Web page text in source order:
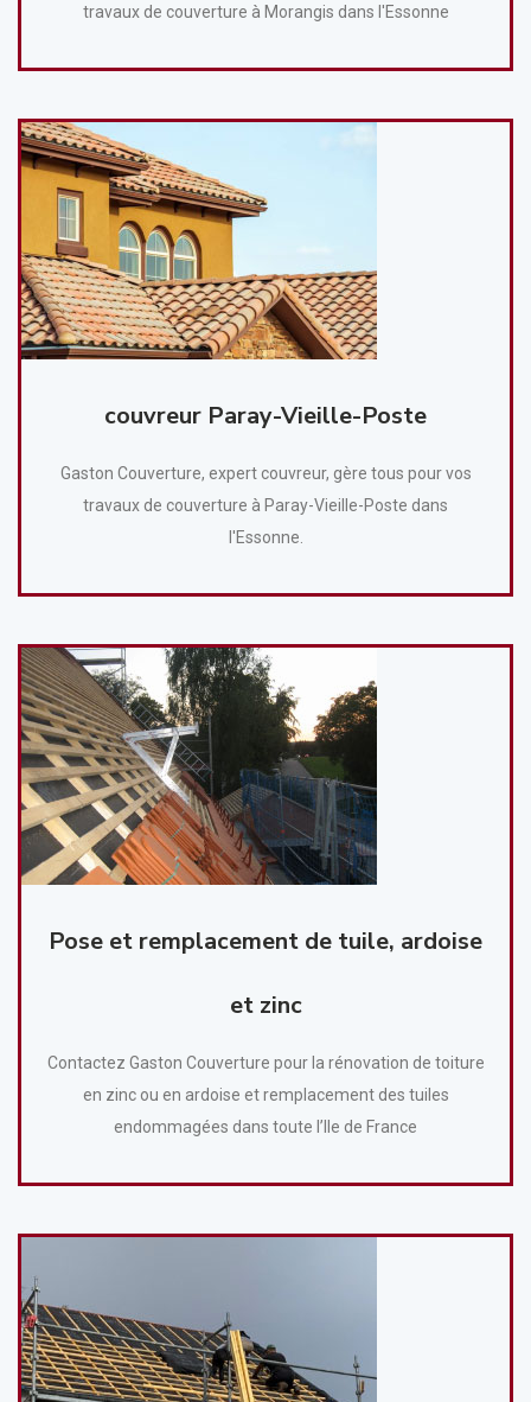
travaux de couverture à Morangis dans l'Essonne
couvreur Paray-Vieille-Poste
Gaston Couverture, expert couvreur, gère tous pour vos
travaux de couverture à Paray-Vieille-Poste dans
l'Essonne.
Pose et remplacement de tuile, ardoise
et zinc
Contactez Gaston Couverture pour la rénovation de toiture
en zinc ou en ardoise et remplacement des tuiles
endommagées dans toute l’Ile de France